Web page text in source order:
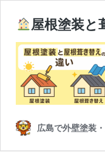
屋根塗装と
広島で外壁塗装